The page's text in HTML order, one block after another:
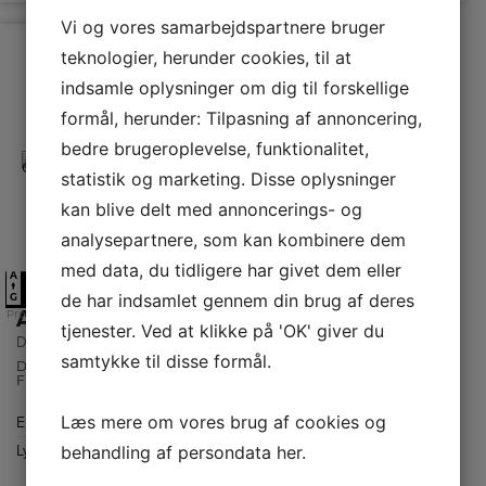
A
↑
G
Produktdatablad Asko Integrerbar opvaskemaskine
DSD5448IJ
Det unikke
Flexiracks™-
nylonbelagte
nemt kan
Energiklasse
A
Lydniveau
42
Vi og vores samarbejdspartnere bruger
teknologier, herunder cookies, til at
indsamle oplysninger om dig til forskellige
formål, herunder: Tilpasning af annoncering,
bedre brugeroplevelse, funktionalitet,
statistik og marketing. Disse oplysninger
kan blive delt med annoncerings- og
analysepartnere, som kan kombinere dem
med data, du tidligere har givet dem eller
de har indsamlet gennem din brug af deres
tjenester. Ved at klikke på 'OK' giver du
samtykke til disse formål.
Læs mere om vores brug af cookies og
behandling af persondata her.